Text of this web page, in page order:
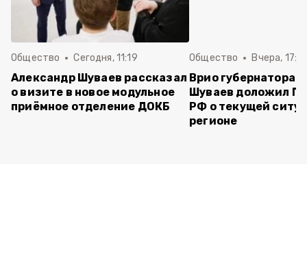
Общество Сегодня, 11:19
Александр Шуваев рассказал
о визите в новое модульное
приёмное отделение ДОКБ
Общество Вчера,
Врио губернатора
Шуваев доложил
РФ о текущей
регионе